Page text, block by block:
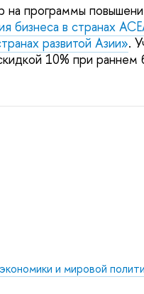
программы
бизнеса в странах
развитой Азии».
10% при раннем
и мировой